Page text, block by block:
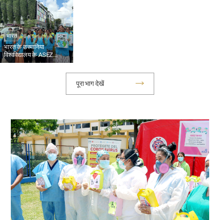
सितंबर के बीच किया गया था। चूंकि हाल…
भारत
भारत के उस्मानिया
विश्वविद्यालय के ASEZ
सदस्यों ने प्लास्टिक कचरा
पूरा भाग देखें